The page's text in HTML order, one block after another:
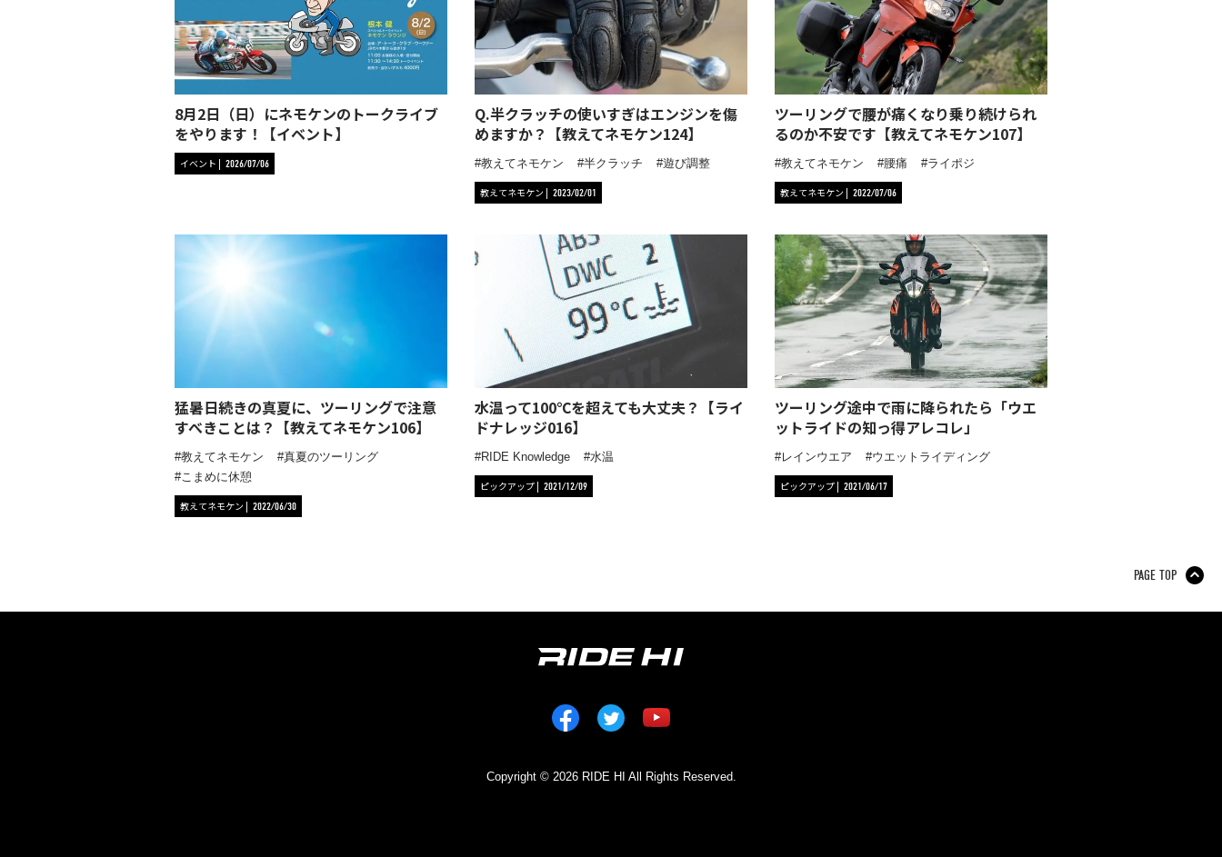
8月2日（日）にネモケンのトークライブ
をやります！【イベント】
イベント 2026/07/06
Q.半クラッチの使いすぎはエンジンを傷
めますか？【教えてネモケン124】
教えてネモケン 半クラッチ 遊び調整
教えてネモケン 2023/02/01
ツーリングで腰が痛くなり乗り続けられ
るのか不安です【教えてネモケン107】
教えてネモケン 腰痛 ライポジ
教えてネモケン 2022/07/06
猛暑日続きの真夏に、ツーリングで注意
すべきことは？【教えてネモケン106】
教えてネモケン
真夏のツーリング
こまめに休憩
教えてネモケン 2022/06/30
水温って100℃を超えても大丈夫？【ライ
ドナレッジ016】
RIDE Knowledge 水温
ピックアップ 2021/12/09
ツーリング途中で雨に降られたら「ウエ
ットライドの知っ得アレコレ」
レインウエア ウエットライディング
ピックアップ 2021/06/17
Copyright © 2026 RIDE HI All Rights Reserved.
PAGE TOP